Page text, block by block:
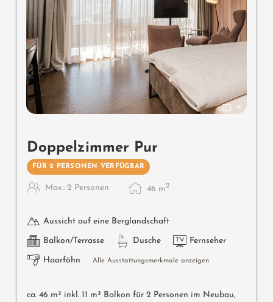
9
Doppelzimmer Pur
FÜR 2 PERSONEN VERFÜGBAR
Max.: 2 Personen 46 m2
Aussicht auf eine Berglandschaft
Balkon/Terrasse Dusche Fernseher
Haarföhn Alle Ausstattungsmerkmale anzeigen
ca. 46 m² inkl. 11 m² Balkon für 2 Personen im Neubau,